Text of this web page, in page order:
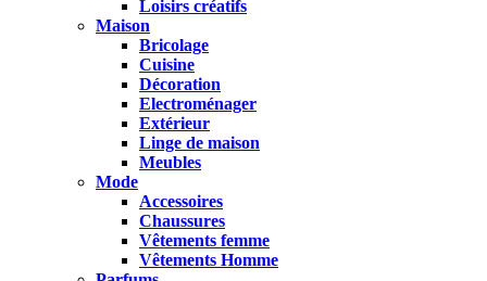
Loisirs créatifs
Maison
Bricolage
Cuisine
Décoration
Electroménager
Extérieur
Linge de maison
Meubles
Mode
Accessoires
Chaussures
Vêtements femme
Vêtements Homme